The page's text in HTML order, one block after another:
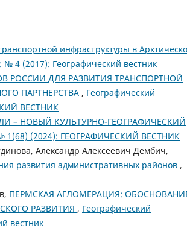
инфраструктуры в
4 (2017): Географический вестник
РОССИИ ДЛЯ РАЗВИТИЯ ТРАНСПОРТНОЙ
ПАРТНЕРСТВА , Географический
ВЕСТНИК
– НОВЫЙ КУЛЬТУРНО-ГЕОГРАФИЧЕСКИЙ
1(68) (2024): ГЕОГРАФИЧЕСКИЙ ВЕСТНИК
Александр Алексеевич Дембич,
развития административных районов ,
ПЕРМСКАЯ АГЛОМЕРАЦИЯ:
РАЗВИТИЯ , Географический
вестник